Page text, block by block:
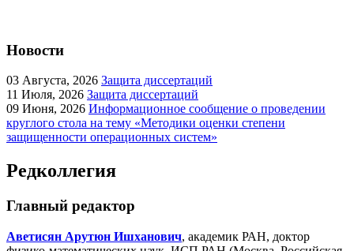
Новости
03 Августа, 2026 Защита диссертаций
11 Июля, 2026 Защита диссертаций
09 Июня, 2026 Информационное сообщение о проведении
круглого стола на тему «Методики оценки степени
защищенности операционных систем»
Редколлегия
Главный редактор
Аветисян Арутюн Ишханович, академик РАН, доктор